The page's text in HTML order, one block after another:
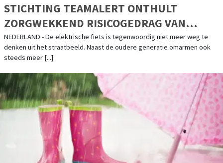
STICHTING TEAMALERT ONTHULT
ZORGWEKKEND RISICOGEDRAG VAN
JONGEREN OP ELEKTRISCHE FIETS
NEDERLAND - De elektrische fiets is tegenwoordig niet meer weg te
denken uit het straatbeeld. Naast de oudere generatie omarmen ook
steeds meer [...]